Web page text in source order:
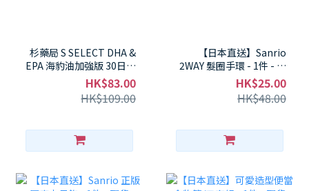
杉藥局 S SELECT DHA &
EPA 海豹油加強版 30日份
– 魚少吃族必補！Omega-
3元氣膠囊 - 1件 - 現貨
HK$83.00
HK$109.00
【日本直送】Sanrio
2WAY 髮圈手環 - 1件 - 現
貨
HK$25.00
HK$48.00